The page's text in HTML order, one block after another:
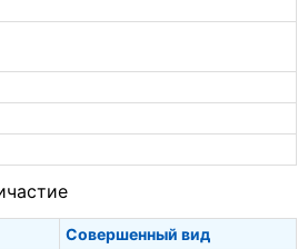
Совершенный вид